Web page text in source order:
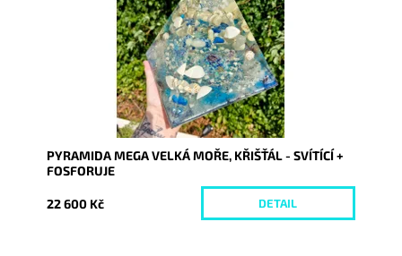
PYRAMIDA MEGA VELKÁ MOŘE, KŘIŠŤÁL - SVÍTÍCÍ +
FOSFORUJE
22 600 Kč DETAIL